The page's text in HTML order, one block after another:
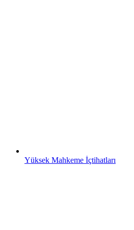
Yüksek Mahkeme İçtihatları